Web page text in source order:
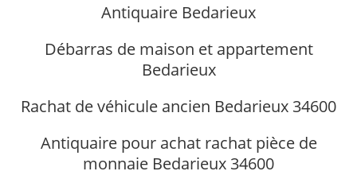
Antiquaire Bedarieux
Débarras de maison et appartement
Bedarieux
Rachat de véhicule ancien Bedarieux 34600
Antiquaire pour achat rachat pièce de
monnaie Bedarieux 34600